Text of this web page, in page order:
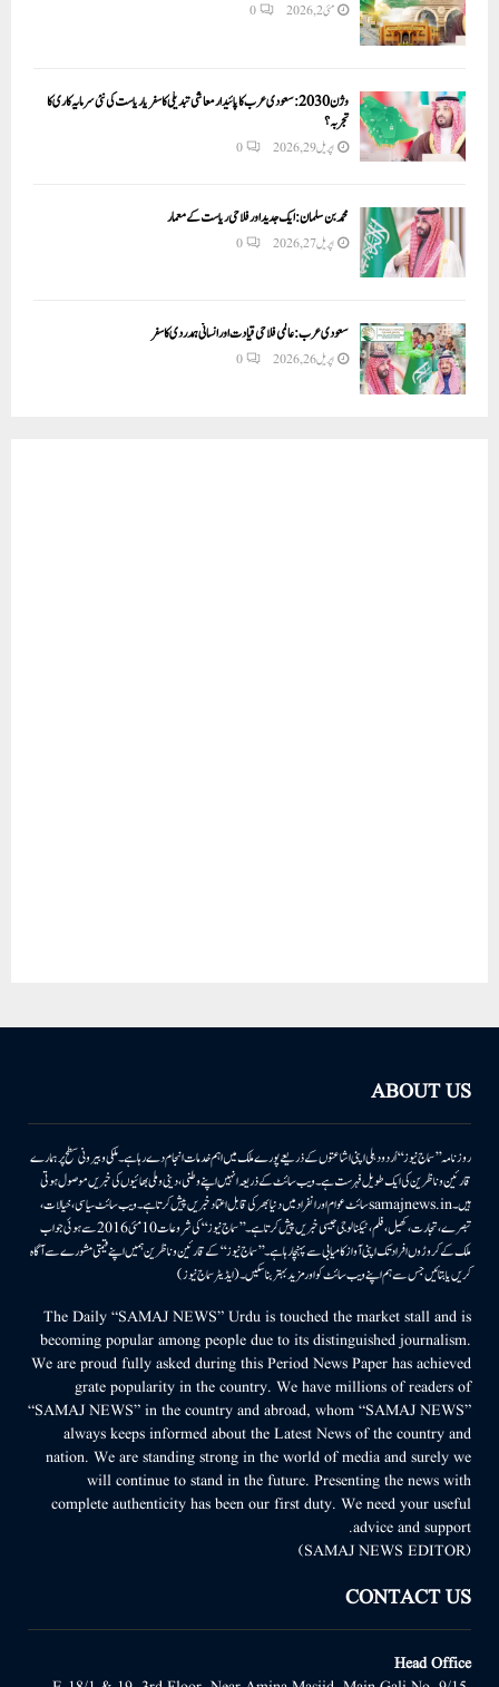
مئی 2, 2026 0
وژن 2030:سعودی عرب کا پائیدار معاشی تبدیلی کا سفر یا ریاست کی نئی سرمایہ کاری کا
تجربہ؟
اپریل 29, 2026 0
محمد بن سلمان: ایک جدید اور فلاحی ریاست کے معمار
اپریل 27, 2026 0
سعودی عرب: عالمی فلاحی قیادت اور انسانی ہمدردی کا سفر
اپریل 26, 2026 0
ABOUT US
روزنامہ ’’سماج نیوز‘‘ اُردو دہلی اپنی اشاعتوں کے ذریعے پورے ملک میں اہم خدمات انجام دے رہا ہے۔ ملکی وبیرونی سطح پر ہمارے
قارئین وناظرین کی ایک طویل فہرست ہے۔ ویب سائٹ کے ذریعہ انہیں اپنے وطنی، دینی وملی بھائیوں کی خبریں موصول ہوتی
ہیں۔samajnews.inسائٹ عوام اور انفراد میں دنیا بھر کی قابل اعتماد خبریں پیش کرتا ہے۔ ویب سائٹ سیاسی، خیالات،
تبصرے، تجارت، کھیل، فلم، ٹیکنالوجی جیسی خبریں پیش کرتا ہے۔ ’’سماج نیوز‘‘ کی شروعات 10مئی 2016 سے ہوئی جو اب
ملک کے کروڑوں افراد تک اپنی آواز کامیابی سے پہنچا رہا ہے۔ ’’سماج نیوز‘‘ کے قارئین وناظرین ہمیں اپنے قیمتی مشورے سے آگاہ
کریں یا بتائیں جس سے ہم اپنے ویب سائٹ کو اور مزید بہتر بناسکیں۔ (ایڈیٹر سماج نیوز)
The Daily “SAMAJ NEWS” Urdu is touched the market stall and is
becoming popular among people due to its distinguished journalism.
We are proud fully asked during this Period News Paper has achieved
grate popularity in the country. We have millions of readers of
“SAMAJ NEWS” in the country and abroad, whom “SAMAJ NEWS”
always keeps informed about the Latest News of the country and
nation. We are standing strong in the world of media and surely we
will continue to stand in the future. Presenting the news with
complete authenticity has been our first duty. We need your useful
advice and support.
(SAMAJ NEWS EDITOR)
CONTACT US
Head Office